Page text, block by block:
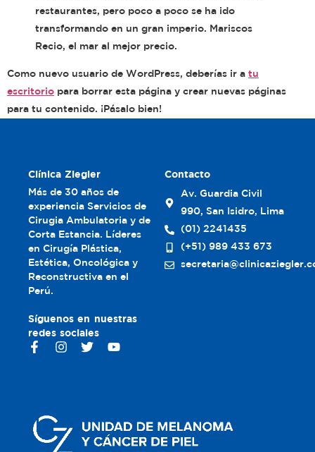
restaurantes, pero poco a poco se ha ido
transformando en un gran imperio. Mariscos
Recio, el mar al mejor precio.
Como nuevo usuario de WordPress, deberías ir a tu
escritorio para borrar esta página y crear nuevas páginas
para tu contenido. ¡Pásalo bien!
Clínica Ziegler
Más de 30 años de
experiencia Servicios de
Cirugia Ambulatoria y de
Corta Estancia. Líderes
en Cirugía Plástica,
Estética, Oncológica y
Reconstructiva en el
Perú.
Síguenos en nuestras
redes sociales
Contacto
Av. Guardia Civil
990, San Isidro, Lima
(01) 2241435
(+51) 989 433 673